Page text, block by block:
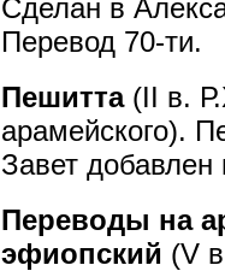
Сделан в
Перевод 70-ти.
Пешитта(II в.
арамейского).
Завет
Переводы на
эфиопский (V